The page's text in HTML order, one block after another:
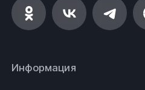
Информация